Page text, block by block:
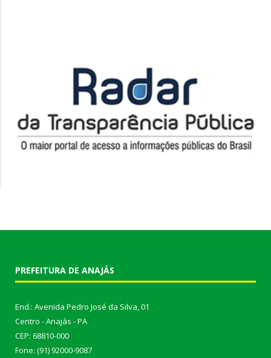
PREFEITURA DE ANAJÁS
End.: Avenida Pedro José da Silva, 01
Centro - Anajás - PA
CEP: 68810-000
Fone: (91) 92000-9087